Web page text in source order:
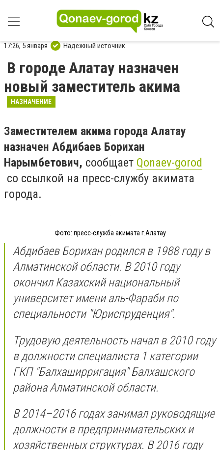
17:26, 5 января Надежный источник
В городе Алатау назначен
новый заместитель акима
НАЗНАЧЕНИЕ
Заместителем акима города Алатау
назначен Абдибаев Борихан
Нарымбетович, сообщает Qonaev-gorod
со ссылкой на пресс-службу акимата
города.
Фото: пресс-служба акимата г.Алатау
Абдибаев Борихан родился в 1988 году в
Алматинской области. В 2010 году
окончил Казахский национальный
университет имени аль-Фараби по
специальности "Юриспруденция".
Трудовую деятельность начал в 2010 году
в должности специалиста 1 категории
ГКП "Балхаширригация" Балхашского
района Алматинской области.
В 2014–2016 годах занимал руководящие
должности в предпринимательских и
хозяйственных структурах. В 2016 году